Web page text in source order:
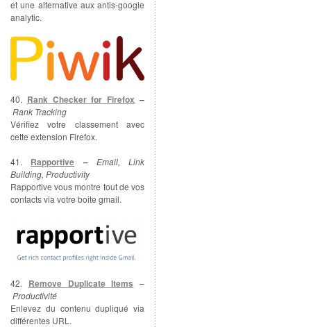
et une alternative aux antis-google
analytic.
40. Rank Checker for Firefox –
Rank Tracking
Vérifiez votre classement avec
cette extension Firefox.
41. Rapportive – Email, Link
Building, Productivity
Rapportive vous montre tout de vos
contacts via votre boite gmail.
42. Remove Duplicate Items –
Productivité
Enlevez du contenu dupliqué via
différentes URL.